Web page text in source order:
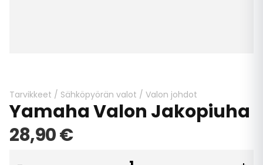
beginning
of
the
images
gallery
Tarvikkeet / Sähköpyörän valot / Valon johdot
Yamaha Valon Jakopiuha
28,90 €